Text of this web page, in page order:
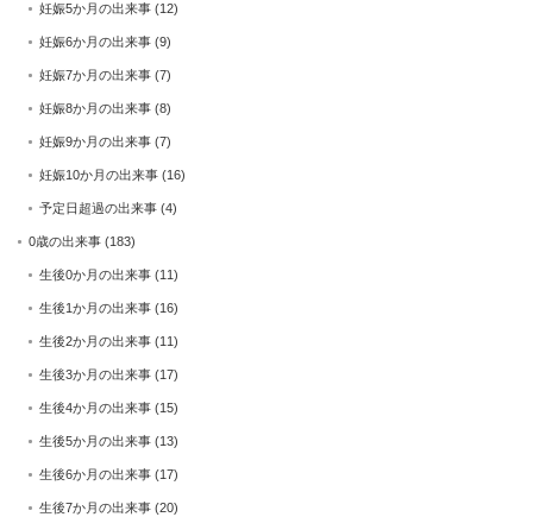
妊娠5か月の出来事 (12)
妊娠6か月の出来事 (9)
妊娠7か月の出来事 (7)
妊娠8か月の出来事 (8)
妊娠9か月の出来事 (7)
妊娠10か月の出来事 (16)
予定日超過の出来事 (4)
0歳の出来事 (183)
生後0か月の出来事 (11)
生後1か月の出来事 (16)
生後2か月の出来事 (11)
生後3か月の出来事 (17)
生後4か月の出来事 (15)
生後5か月の出来事 (13)
生後6か月の出来事 (17)
生後7か月の出来事 (20)